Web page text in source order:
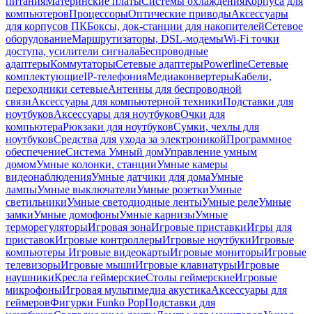
компьютеровПроцессорыОптические приводыАксессуары
для корпусов ПКБоксы, док-станции для накопителейСетевое
оборудованиеМаршрутизаторы, DSL-модемыWi-Fi точки
доступа, усилители сигналаБеспроводные
адаптерыКоммутаторыСетевые адаптерыPowerlineСетевые
комплектующиеIP-телефонияМедиаконвертерыКабели,
переходники сетевыеАнтенны для беспроводной
связиАксессуары для компьютерной техникиПодставки для
ноутбуковАксессуары для ноутбуковОчки для
компьютераРюкзаки для ноутбуковСумки, чехлы для
ноутбуковСредства для ухода за электроникойПрограммное
обеспечениеСистема Умный домУправление умным
домомУмные колонки, станцииУмные камеры
видеонаблюденияУмные датчики для домаУмные
лампыУмные выключателиУмные розеткиУмные
светильникиУмные светодиодные лентыУмные релеУмные
замкиУмные домофоныУмные карнизыУмные
терморегуляторыИгровая зонаИгровые приставкиИгры для
приставокИгровые контроллерыИгровые ноутбукиИгровые
компьютеры Игровые видеокартыИгровые мониторыИгровые
телевизорыИгровые мышиИгровые клавиатурыИгровые
наушникиКресла геймерскиеСтолы геймерскиеИгровые
микрофоныИгровая мультимедиа акустикаАксессуары для
геймеровФигурки Funko PopПодставки для